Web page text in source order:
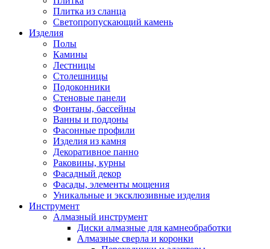
Плитка из сланца
Светопропускающий камень
Изделия
Полы
Камины
Лестницы
Столешницы
Подоконники
Стеновые панели
Фонтаны, бассейны
Ванны и поддоны
Фасонные профили
Изделия из камня
Декоративное панно
Раковины, курны
Фасадный декор
Фасады, элементы мощения
Уникальные и эксклюзивные изделия
Инструмент
Алмазный инструмент
Диски алмазные для камнеобработки
Алмазные сверла и коронки